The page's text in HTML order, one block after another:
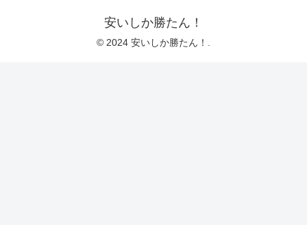
安いしか勝たん！
© 2024 安いしか勝たん！.